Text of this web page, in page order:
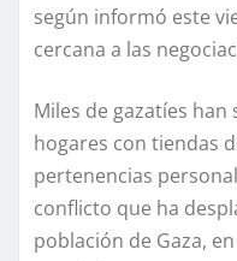
según informó este
cercana a las
Miles de gazatíes
hogares con tiendas
pertenencias
conflicto que ha
población de Gaza,